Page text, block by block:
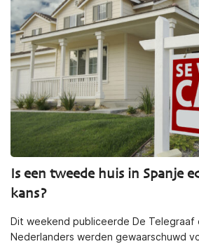
Is een tweede huis in Spanje
kans?
Dit weekend publiceerde De Telegraaf
Nederlanders werden gewaarschuwd